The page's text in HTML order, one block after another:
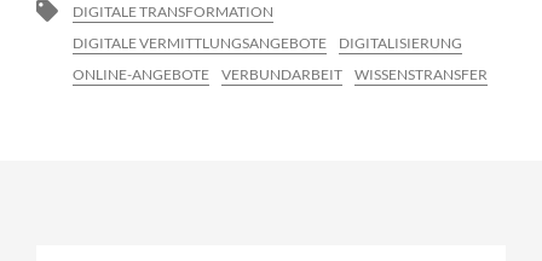
DIGITALE TRANSFORMATION
DIGITALE VERMITTLUNGSANGEBOTE
DIGITALISIERUNG
ONLINE-ANGEBOTE
VERBUNDARBEIT WISSENSTRANSFER